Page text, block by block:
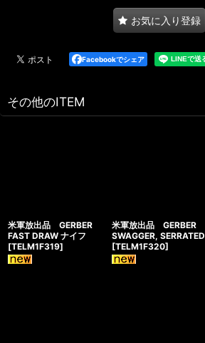
お気に入り登録
Facebookでシェア
その他のITEM
米軍放出品 GERBER
FAST DRAW ナイフ
[TELM1F319]
米軍放出品 GERBER
SWAGGER, SERRATED
[TELM1F320]